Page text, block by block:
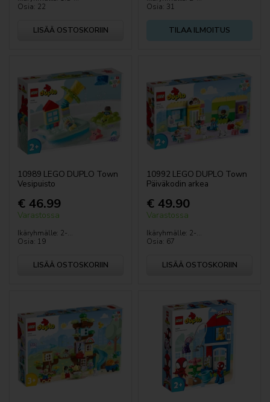
Osia: 22
LISÄÄ OSTOSKORIIN
Osia: 31
TILAA ILMOITUS
10989 LEGO DUPLO Town
Vesipuisto
€ 46.99
Varastossa
Ikäryhmälle: 2-...
Osia: 19
LISÄÄ OSTOSKORIIN
10992 LEGO DUPLO Town
Päiväkodin arkea
€ 49.90
Varastossa
Ikäryhmälle: 2-...
Osia: 67
LISÄÄ OSTOSKORIIN